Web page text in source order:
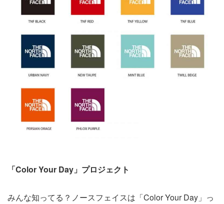
「Color Your Day」プロジェクト
みんな知ってる？ノースフェイスは「Color Your Day」っ